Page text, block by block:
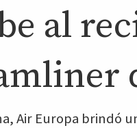
al
Air Europa brindó